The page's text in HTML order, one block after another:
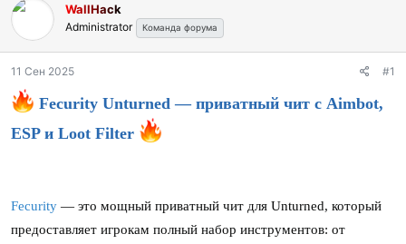
WallHack
Administrator Команда форума
11 Сен 2025 #1
Fecurity Unturned — приватный чит с Aimbot,
ESP и Loot Filter
Fecurity — это мощный приватный чит для Unturned, который
предоставляет игрокам полный набор инструментов: от